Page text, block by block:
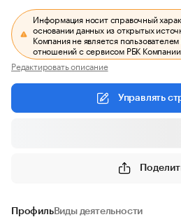
Информация носит справочный
основании данных из открытых
Компания не является
отношений с сервисом РБК Компании.
Редактировать описание
Управлять
ПрофильВиды деятельности